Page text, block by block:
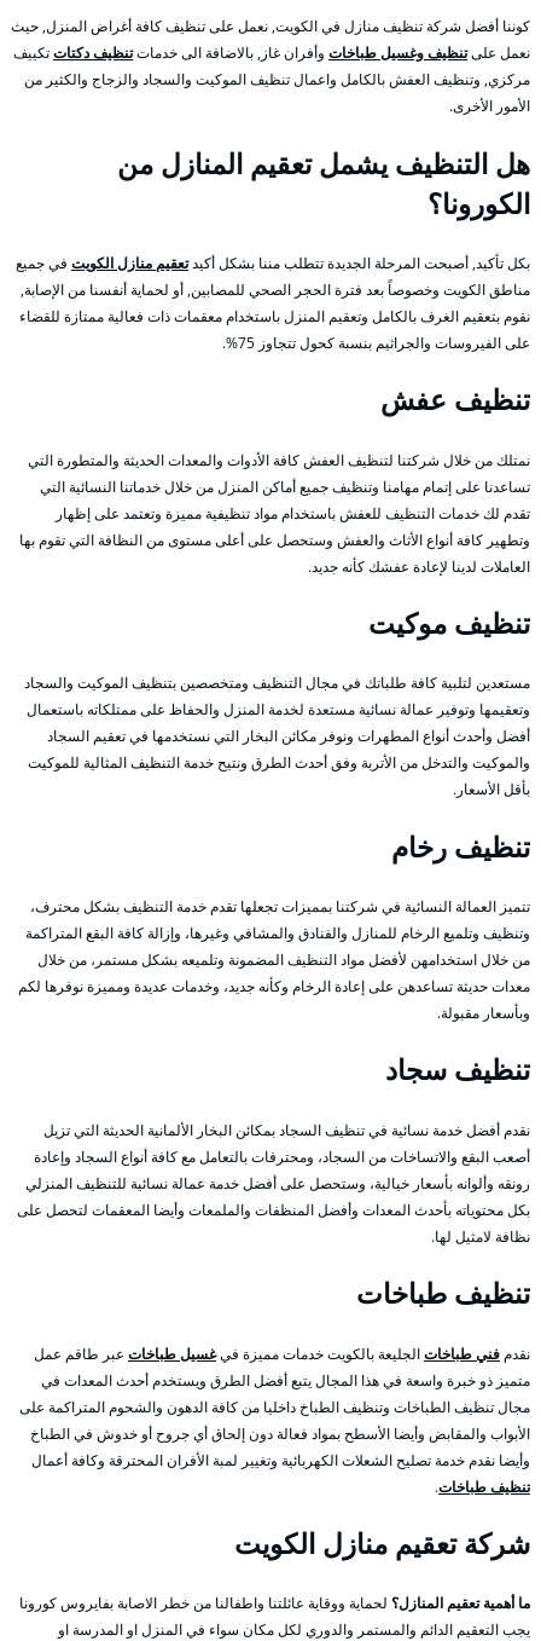
كوننا أفضل شركة تنظيف منازل في الكويت, نعمل على تنظيف كافة أغراض المنزل, حيث
نعمل علىتنظيف وغسيل طباخات وأفران غاز, بالاضافة الى خدماتتنظيف دكتاتتكييف
مركزي, وتنظيف العفش بالكامل واعمال تنظيف الموكيت والسجاد والزجاج والكثير من
الأمور الأخرى.
هل التنظيف يشمل تعقيم المنازل من
الكورونا؟
بكل تأكيد, أصبحت المرحلة الجديدة تتطلب مننا بشكل أكيدتعقيم منازل الكويت في جميع
مناطق الكويت وخصوصاً بعد فترة الحجر الصحي للمصابين, أو لحماية أنفسنا من الإصابة,
نقوم بتعقيم الغرف بالكامل وتعقيم المنزل باستخدام معقمات ذات فعالية ممتازة للقضاء
على الفيروسات والجراثيم بنسبة كحول تتجاوز 75%.
تنظيف عفش
نمتلك من خلال شركتنا لتنظيف العفش كافة الأدوات والمعدات الحديثة والمتطورة التي
تساعدنا على إتمام مهامنا وتنظيف جميع أماكن المنزل من خلال خدماتنا النسائية التي
تقدم لك خدمات التنظيف للعفش باستخدام مواد تنظيفية مميزة وتعتمد على إظهار
وتطهير كافة أنواع الأثاث والعفش وستحصل على أعلى مستوى من النظافة التي تقوم بها
العاملات لدينا لإعادة عفشك كأنه جديد.
تنظيف موكيت
مستعدين لتلبية كافة طلباتك في مجال التنظيف ومتخصصين بتنظيف الموكيت والسجاد
وتعقيمها وتوفير عمالة نسائية مستعدة لخدمة المنزل والحفاظ على ممتلكاته باستعمال
أفضل وأحدث أنواع المطهرات ونوفر مكائن البخار التي نستخدمها في تعقيم السجاد
والموكيت والتدخل من الأتربة وفق أحدث الطرق ونتيح خدمة التنظيف المثالية للموكيت
بأقل الأسعار.
تنظيف رخام
تتميز العمالة النسائية في شركتنا بمميزات تجعلها تقدم خدمة التنظيف بشكل محترف،
وتنظيف وتلميع الرخام للمنازل والفنادق والمشافي وغيرها، وإزالة كافة البقع المتراكمة
من خلال استخدامهن لأفضل مواد التنظيف المضمونة وتلميعه بشكل مستمر، من خلال
معدات حديثة تساعدهن على إعادة الرخام وكأنه جديد، وخدمات عديدة ومميزة نوفرها لكم
وبأسعار مقبولة.
تنظيف سجاد
نقدم أفضل خدمة نسائية في تنظيف السجاد بمكائن البخار الألمانية الحديثة التي تزيل
أصعب البقع والاتساخات من السجاد، ومحترفات بالتعامل مع كافة أنواع السجاد وإعادة
رونقه وألوانه بأسعار خيالية، وستحصل على أفضل خدمة عمالة نسائية للتنظيف المنزلي
بكل محتوياته بأحدث المعدات وأفضل المنظفات والملمعات وأيضا المعقمات لتحصل على
نظافة لامثيل لها.
تنظيف طباخات
نقدم فني طباخاتالجليعة بالكويت خدمات مميزة فيغسيل طباخات عبر طاقم عمل
متميز ذو خبرة واسعة في هذا المجال يتبع أفضل الطرق ويستخدم أحدث المعدات في
مجال تنظيف الطباخات وتنظيف الطباخ داخليا من كافة الدهون والشحوم المتراكمة على
الأبواب والمقابض وأيضا الأسطح بمواد فعالة دون إلحاق أي جروح أو خدوش في الطباخ
وأيضا نقدم خدمة تصليح الشعلات الكهربائية وتغيير لمبة الأفران المحترقة وكافة أعمال
تنظيف طباخات.
شركة تعقيم منازل الكويت
ما أهمية تعقيم المنازل؟ لحماية ووقاية عائلتنا واطفالنا من خطر الاصابة بفايروس كورونا
يجب التعقيم الدائم والمستمر والدوري لكل مكان سواء في المنزل او المدرسة او